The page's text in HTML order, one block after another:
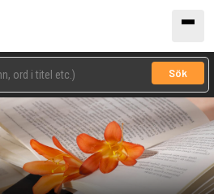
Sök